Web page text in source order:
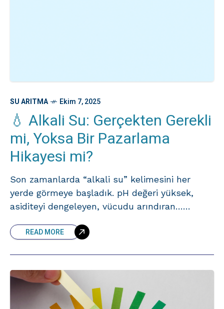
SU ARITMA Ekim 7, 2025
💧 Alkali Su: Gerçekten Gerekli
mi, Yoksa Bir Pazarlama
Hikayesi mi?
Son zamanlarda “alkali su” kelimesini her
yerde görmeye başladık. pH değeri yüksek,
asiditeyi dengeleyen, vücudu arındıran…
kısmı biraz daha farklı. Alkali su nedir?
READ MORE